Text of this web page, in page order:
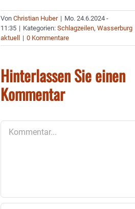
VonChristian Huber | Mo. 24.6.2024 -
11:35 | Kategorien:Schlagzeilen,Wasserburg
aktuell
| 0 Kommentare
Hinterlassen Sie einen
Kommentar